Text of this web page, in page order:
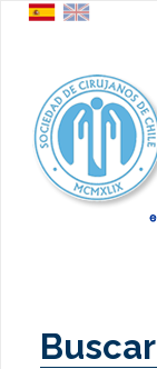
Buscar